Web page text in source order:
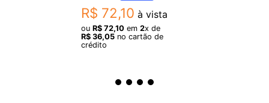
R$ 72,10 à vista
ou R$ 72,10 em 2x de
R$ 36,05 no cartão de
crédito